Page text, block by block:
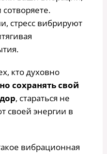
стресс вибрируют
кто духовно
сохранять свой
, стараться не
своей энергии в
вибрационная